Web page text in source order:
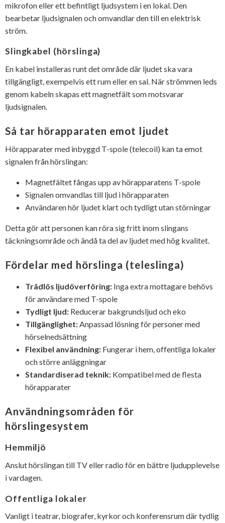
mikrofon eller ett befintligt ljudsystem i en lokal. Den
bearbetar ljudsignalen och omvandlar den till en elektrisk
ström.
Slingkabel (hörslinga)
En kabel installeras runt det område där ljudet ska vara
tillgängligt, exempelvis ett rum eller en sal. När strömmen leds
genom kabeln skapas ett magnetfält som motsvarar
ljudsignalen.
Så tar hörapparaten emot ljudet
Hörapparater med inbyggd T-spole (telecoil) kan ta emot
signalen från hörslingan:
Magnetfältet fångas upp av hörapparatens T-spole
Signalen omvandlas till ljud i hörapparaten
Användaren hör ljudet klart och tydligt utan störningar
Detta gör att personen kan röra sig fritt inom slingans
täckningsområde och ändå ta del av ljudet med hög kvalitet.
Fördelar med hörslinga (teleslinga)
Trådlös ljudöverföring: Inga extra mottagare behövs
för användare med T-spole
Tydligt ljud: Reducerar bakgrundsljud och eko
Tillgänglighet:Anpassad lösning för personer med
hörselnedsättning
Flexibel användning: Fungerar i hem, offentliga lokaler
och större anläggningar
Standardiserad teknik: Kompatibel med de flesta
hörapparater
Användningsområden för
hörslingesystem
Hemmiljö
Anslut hörslingan till TV eller radio för en bättre ljudupplevelse
i vardagen.
Offentliga lokaler
Vanligt i teatrar, biografer, kyrkor och konferensrum där tydlig